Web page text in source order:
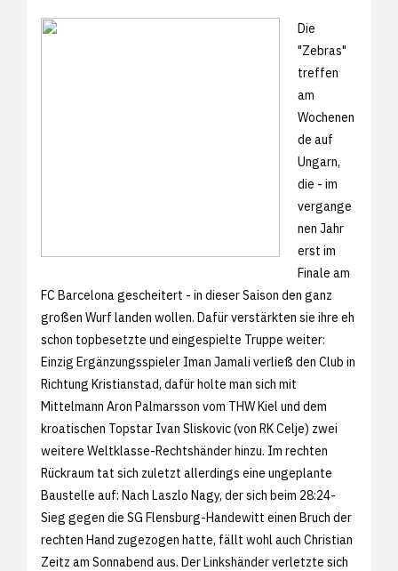
Die
"Zebras"
treffen
am
Wochenen
de auf
Ungarn,
die - im
vergange
nen Jahr
erst im
Finale am
FC Barcelona gescheitert - in dieser Saison den ganz
großen Wurf landen wollen. Dafür verstärkten sie ihre eh
schon topbesetzte und eingespielte Truppe weiter:
Einzig Ergänzungsspieler Iman Jamali verließ den Club in
Richtung Kristianstad, dafür holte man sich mit
Mittelmann Aron Palmarsson vom THW Kiel und dem
kroatischen Topstar Ivan Sliskovic (von RK Celje) zwei
weitere Weltklasse-Rechtshänder hinzu. Im rechten
Rückraum tat sich zuletzt allerdings eine ungeplante
Baustelle auf: Nach Laszlo Nagy, der sich beim 28:24-
Sieg gegen die SG Flensburg-Handewitt einen Bruch der
rechten Hand zugezogen hatte, fällt wohl auch Christian
Zeitz am Sonnabend aus. Der Linkshänder verletzte sich